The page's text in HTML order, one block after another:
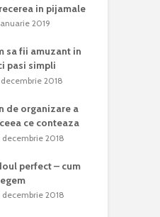
in pijamale
2019
sa fii amuzant in
pasi simpli
decembrie 2018
de organizare a
ce conteaza
decembrie 2018
perfect – cum
decembrie 2018